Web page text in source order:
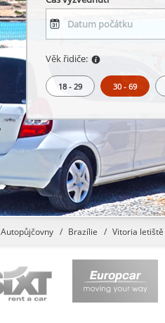
Věk řidiče:
18 - 29 30 - 69
Autopůjčovny Brazílie Vitoria letiště